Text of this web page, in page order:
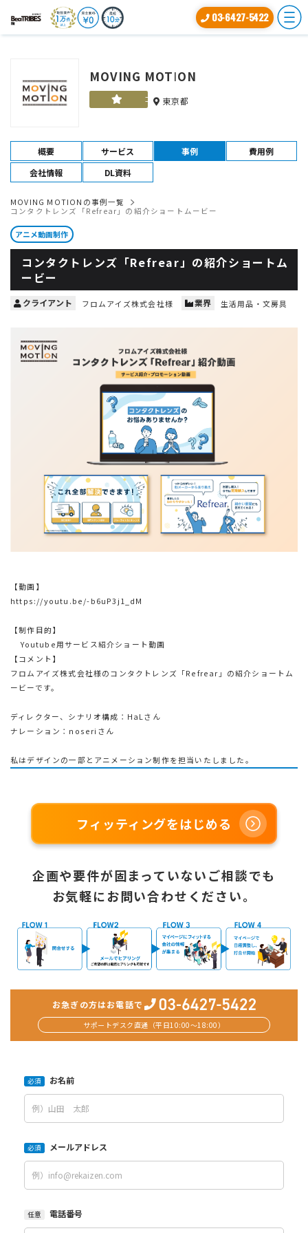
03-6427-5422
MOVING MOTION
ゴールド東京都
概要 サービス 事例
費用例
会社情報
DL資料
MOVING MOTIONの事例一覧
コンタクトレンズ「Refrear」の紹介ショートムービー
アニメ動画制作
コンタクトレンズ「Refrear」の紹介ショートム
ービー
クライアント フロムアイズ株式会社様 業界 生活用品・文房具
【動画】
https://youtu.be/-b6uP3j1_dM
【制作目的】
Youtube用サービス紹介ショート動画
【コメント】
フロムアイズ株式会社様のコンタクトレンズ「Refrear」の紹介ショートム
ービーです。
ディレクター、シナリオ構成：HaLさん
ナレーション：noseriさん
私はデザインの一部とアニメーション制作を担当いたしました。
フィッティングをはじめる
企画や要件が固まっていないご相談でも
お気軽にお問い合わせください。
お急ぎの方はお電話で
サポートデスク直通（平日10:00〜18:00）
必須 お名前
必須 メールアドレス
任意 電話番号